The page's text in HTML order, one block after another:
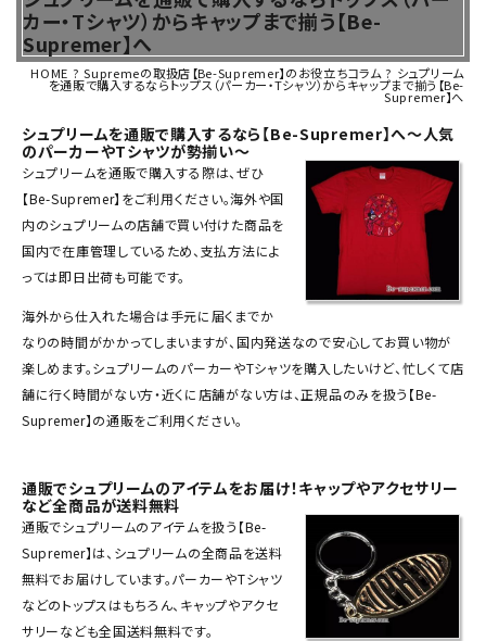
表示する商品はありません。
NEW ITEMS
CATEGORY
Tシャツ・ロングスリーブ
パーカー・トレーナー
ジャケット・アウター
キャップ・ハット
ニット帽・ビーニー
バックパック・リュック
スニーカー・ブーツ
パンツ・ショーツ
アクセサリー
COLLABORATION BRAND
カー・Tシャツ）からキャップまで揃う【Be-
Supremer】へ
HOME ?Supremeの取扱店【Be-Supremer】のお役立ちコラム ? シュプリーム
を通販で購入するならトップス（パーカー・Tシャツ）からキャップまで揃う【Be-
Supremer】へ
シュプリームを通販で購入するなら【Be-Supremer】へ～人気
のパーカーやTシャツが勢揃い～
シュプリームを通販で購入する際は、ぜひ
【Be-Supremer】をご利用ください。海外や国
内のシュプリームの店舗で買い付けた商品を
国内で在庫管理しているため、支払方法によ
っては即日出荷も可能です。
海外から仕入れた場合は手元に届くまでか
なりの時間がかかってしまいますが、国内発送なので安心してお買い物が
楽しめます。シュプリームのパーカーやTシャツを購入したいけど、忙しくて店
舗に行く時間がない方・近くに店舗がない方は、正規品のみを扱う【Be-
Supremer】の通販をご利用ください。
通販でシュプリームのアイテムをお届け！キャップやアクセサリー
など全商品が送料無料
通販でシュプリームのアイテムを扱う【Be-
Supremer】は、シュプリームの全商品を送料
無料でお届けしています。パーカーやTシャツ
などのトップスはもちろん、 キャップやアクセ
サリーなども全国送料無料です。